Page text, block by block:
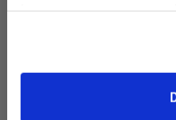
Læs mere om vores
Læs mere
Besværligt at handle på